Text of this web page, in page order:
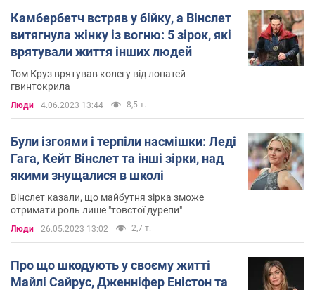
Камбербетч встряв у бійку, а Вінслет
витягнула жінку із вогню: 5 зірок, які
врятували життя інших людей
Том Круз врятував колегу від лопатей
гвинтокрила
Люди 4.06.2023 13:44 8,5 т.
Були ізгоями і терпіли насмішки: Леді
Гага, Кейт Вінслет та інші зірки, над
якими знущалися в школі
Вінслет казали, що майбутня зірка зможе
отримати роль лише "товстої дурепи"
Люди 26.05.2023 13:02 2,7 т.
Про що шкодують у своєму житті
Майлі Сайрус, Дженніфер Еністон та